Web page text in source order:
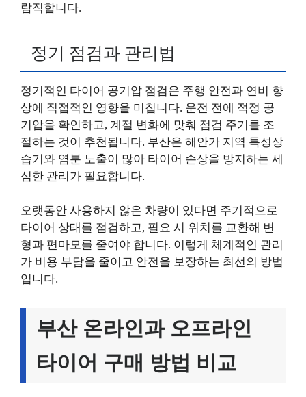
람직합니다.
정기 점검과 관리법
정기적인 타이어 공기압 점검은 주행 안전과 연비 향
상에 직접적인 영향을 미칩니다. 운전 전에 적정 공
기압을 확인하고, 계절 변화에 맞춰 점검 주기를 조
절하는 것이 추천됩니다. 부산은 해안가 지역 특성상
습기와 염분 노출이 많아 타이어 손상을 방지하는 세
심한 관리가 필요합니다.
오랫동안 사용하지 않은 차량이 있다면 주기적으로
타이어 상태를 점검하고, 필요 시 위치를 교환해 변
형과 편마모를 줄여야 합니다. 이렇게 체계적인 관리
가 비용 부담을 줄이고 안전을 보장하는 최선의 방법
입니다.
부산 온라인과 오프라인
타이어 구매 방법 비교